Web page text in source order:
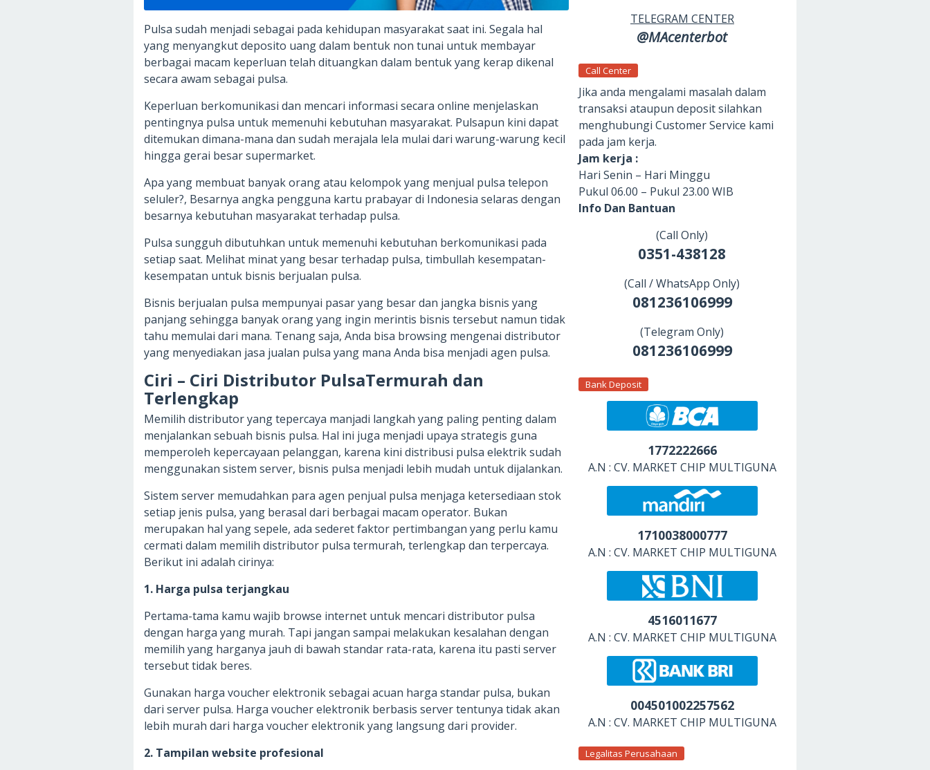
Pulsa sudah menjadi sebagai pada kehidupan masyarakat saat ini. Segala hal
yang menyangkut deposito uang dalam bentuk non tunai untuk membayar
berbagai macam keperluan telah dituangkan dalam bentuk yang kerap dikenal
secara awam sebagai pulsa.
Keperluan berkomunikasi dan mencari informasi secara online menjelaskan
pentingnya pulsa untuk memenuhi kebutuhan masyarakat. Pulsapun kini dapat
ditemukan dimana-mana dan sudah merajala lela mulai dari warung-warung kecil
hingga gerai besar supermarket.
Apa yang membuat banyak orang atau kelompok yang menjual pulsa telepon
seluler?, Besarnya angka pengguna kartu prabayar di Indonesia selaras dengan
besarnya kebutuhan masyarakat terhadap pulsa.
Pulsa sungguh dibutuhkan untuk memenuhi kebutuhan berkomunikasi pada
setiap saat. Melihat minat yang besar terhadap pulsa, timbullah kesempatan-
kesempatan untuk bisnis berjualan pulsa.
Bisnis berjualan pulsa mempunyai pasar yang besar dan jangka bisnis yang
panjang sehingga banyak orang yang ingin merintis bisnis tersebut namun tidak
tahu memulai dari mana. Tenang saja, Anda bisa browsing mengenai distributor
yang menyediakan jasa jualan pulsa yang mana Anda bisa menjadi agen pulsa.
Ciri – Ciri Distributor PulsaTermurah dan
Terlengkap
Memilih distributor yang tepercaya manjadi langkah yang paling penting dalam
menjalankan sebuah bisnis pulsa. Hal ini juga menjadi upaya strategis guna
memperoleh kepercayaan pelanggan, karena kini distribusi pulsa elektrik sudah
menggunakan sistem server, bisnis pulsa menjadi lebih mudah untuk dijalankan.
Sistem server memudahkan para agen penjual pulsa menjaga ketersediaan stok
setiap jenis pulsa, yang berasal dari berbagai macam operator. Bukan
merupakan hal yang sepele, ada sederet faktor pertimbangan yang perlu kamu
cermati dalam memilih distributor pulsa termurah, terlengkap dan terpercaya.
Berikut ini adalah cirinya:
1. Harga pulsa terjangkau
Pertama-tama kamu wajib browse internet untuk mencari distributor pulsa
dengan harga yang murah. Tapi jangan sampai melakukan kesalahan dengan
memilih yang harganya jauh di bawah standar rata-rata, karena itu pasti server
tersebut tidak beres.
Gunakan harga voucher elektronik sebagai acuan harga standar pulsa, bukan
dari server pulsa. Harga voucher elektronik berbasis server tentunya tidak akan
lebih murah dari harga voucher elektronik yang langsung dari provider.
2. Tampilan website profesional
TELEGRAM CENTER
@MAcenterbot
Call Center
Jika anda mengalami masalah dalam
transaksi ataupun deposit silahkan
menghubungi Customer Service kami
pada jam kerja.
Jam kerja :
Hari Senin – Hari Minggu
Pukul 06.00 – Pukul 23.00 WIB
Info Dan Bantuan
(Call Only)
0351-438128
(Call / WhatsApp Only)
081236106999
(Telegram Only)
081236106999
Bank Deposit
1772222666
A.N : CV. MARKET CHIP MULTIGUNA
1710038000777
A.N : CV. MARKET CHIP MULTIGUNA
4516011677
A.N : CV. MARKET CHIP MULTIGUNA
004501002257562
A.N : CV. MARKET CHIP MULTIGUNA
Legalitas Perusahaan